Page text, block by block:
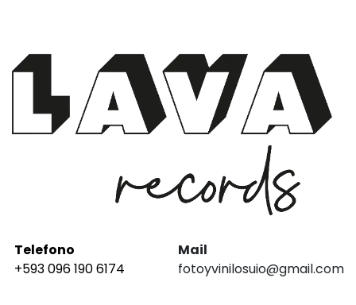
Telefono
+593 096 190 6174
Mail
fotoyvinilosuio@gmail.com